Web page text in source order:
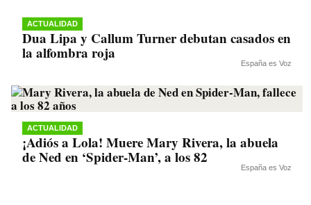
ACTUALIDAD
Dua Lipa y Callum Turner debutan casados en
la alfombra roja
España es Voz
ACTUALIDAD
¡Adiós a Lola! Muere Mary Rivera, la abuela
de Ned en ‘Spider-Man’, a los 82
España es Voz